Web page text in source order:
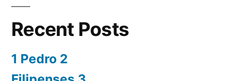
Recent Posts
1 Pedro 2